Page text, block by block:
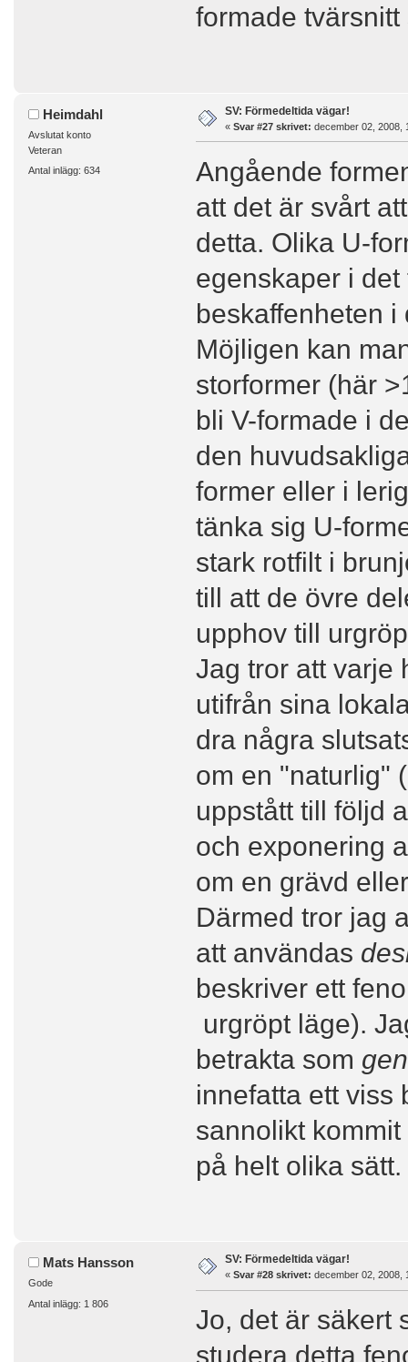
formade
Heimdahl
Avslutat konto
Veteran
Antal inlägg: 634
SV: Förmedeltida vägar!
« Svar #27 skrivet: december 02, 2008,
Angående
att det är svårt
detta. Olika U-
egenskaper i
beskaffenheten
Möjligen kan
storformer (här
bli V-formade i
den
former eller i
tänka sig U-
stark rotfilt i
till att de övre
upphov till
Jag tror att varje
utifrån sina
dra några
om en "naturlig"
uppstått till följd
och exponering
om en grävd
Därmed tror jag
att användas
beskriver ett
urgröpt läge).
betrakta som
innefatta ett viss
sannolikt
på helt olika sätt.
Mats Hansson
Gode
Antal inlägg: 1 806
SV: Förmedeltida vägar!
« Svar #28 skrivet: december 02, 2008,
Jo, det är säkert
studera detta